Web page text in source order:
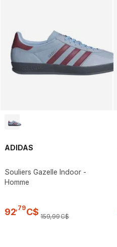
ADIDAS
Souliers Gazelle Indoor -
Homme
92 79C$ 159,99C$